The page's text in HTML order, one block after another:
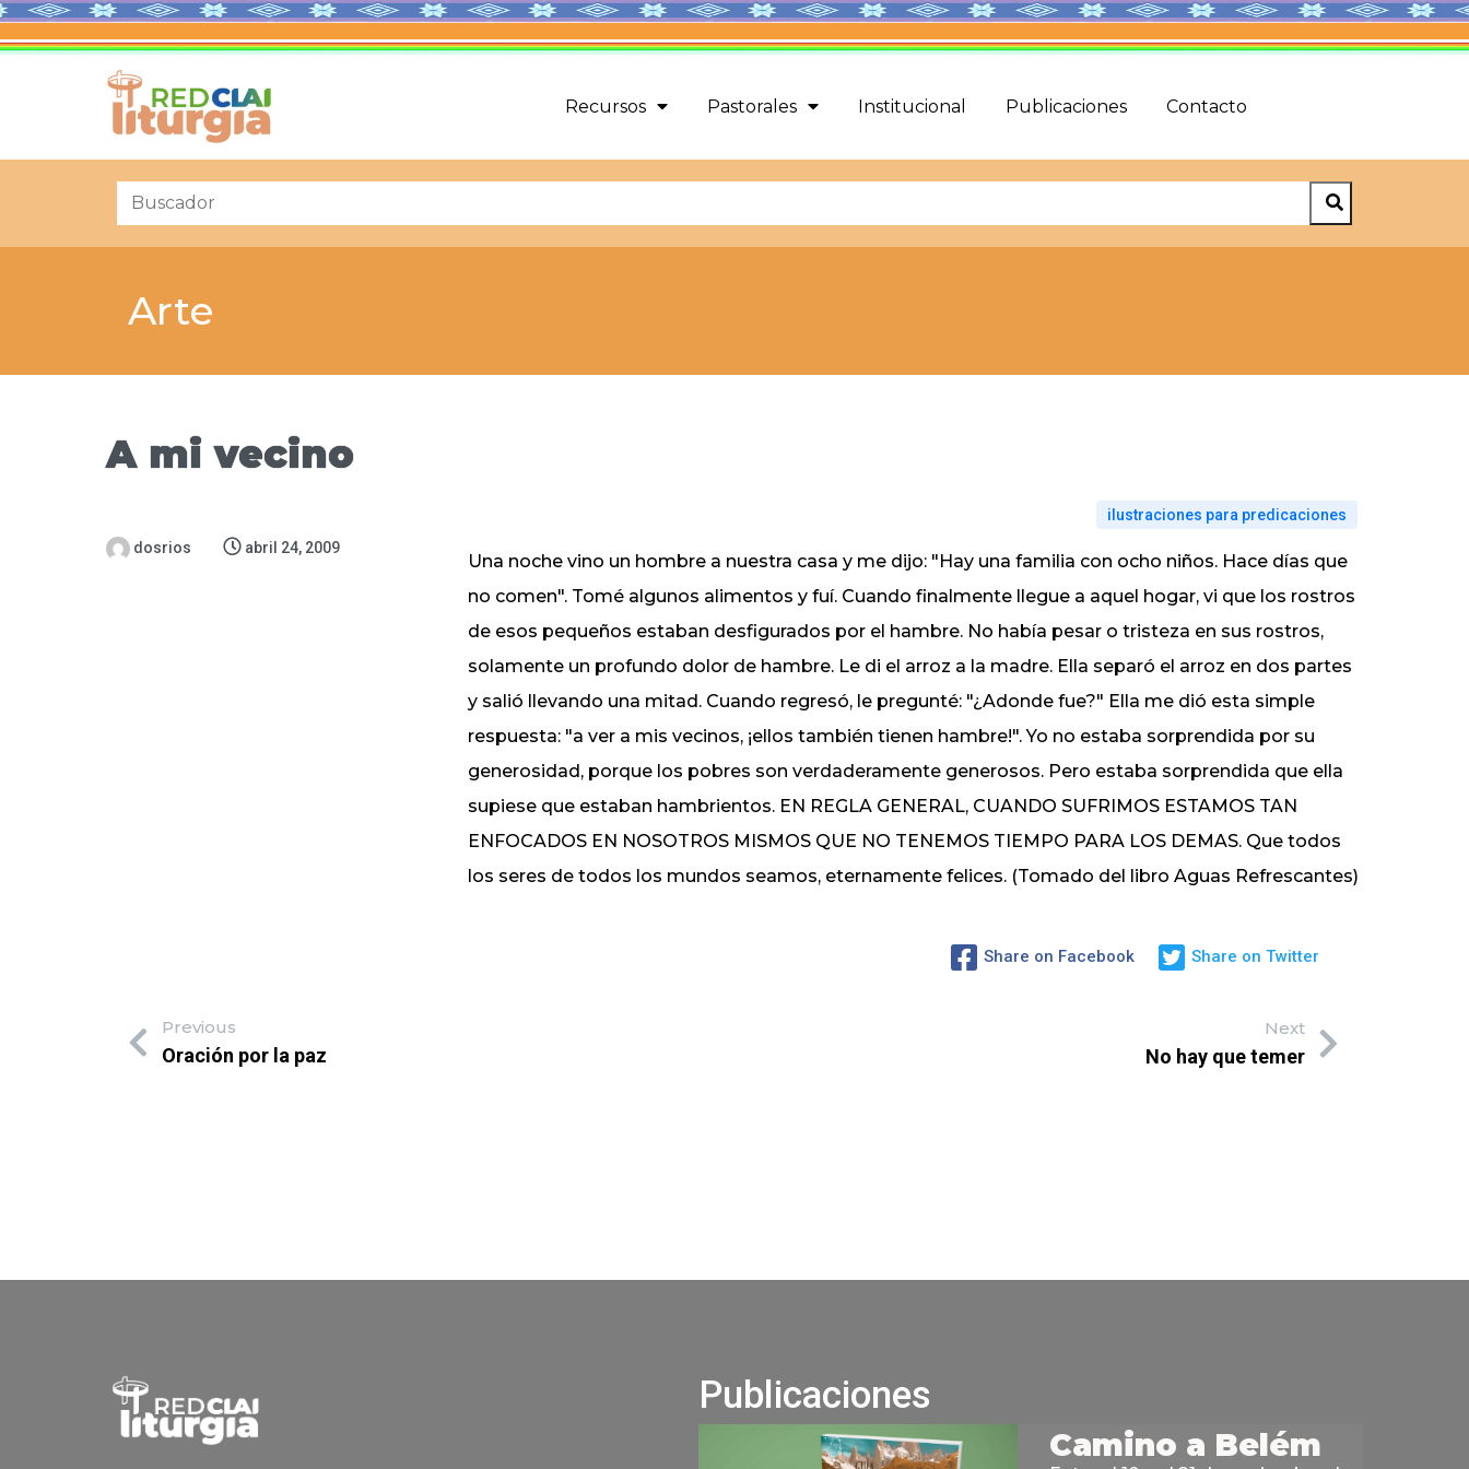
Recursos Pastorales Institucional Publicaciones Contacto
Arte
A mi vecino
dosrios abril 24, 2009
ilustraciones para predicaciones
Una noche vino un hombre a nuestra casa y me dijo: "Hay una familia con ocho niños. Hace días que
no comen". Tomé algunos alimentos y fuí. Cuando finalmente llegue a aquel hogar, vi que los rostros
de esos pequeños estaban desfigurados por el hambre. No había pesar o tristeza en sus rostros,
solamente un profundo dolor de hambre. Le di el arroz a la madre. Ella separó el arroz en dos partes
y salió llevando una mitad. Cuando regresó, le pregunté: "¿Adonde fue?" Ella me dió esta simple
respuesta: "a ver a mis vecinos, ¡ellos también tienen hambre!". Yo no estaba sorprendida por su
generosidad, porque los pobres son verdaderamente generosos. Pero estaba sorprendida que ella
supiese que estaban hambrientos. EN REGLA GENERAL, CUANDO SUFRIMOS ESTAMOS TAN
ENFOCADOS EN NOSOTROS MISMOS QUE NO TENEMOS TIEMPO PARA LOS DEMAS. Que todos
los seres de todos los mundos seamos, eternamente felices. (Tomado del libro Aguas Refrescantes)
Share on Facebook Share on Twitter
Previous
Oración por la paz
Next
No hay que temer
Publicaciones
Camino a Belém